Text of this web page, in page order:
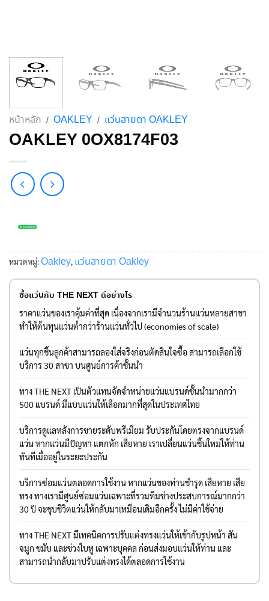
หน้าหลัก / OAKLEY / แว่นสายตา OAKLEY
OAKLEY 0OX8174F03
หมวดหมู่:Oakley, แว่นสายตา Oakley
ซื้อแว่นกับ THE NEXT ดีอย่างไร
ราคาแว่นของเราคุ้มค่าที่สุด เนื่องจากเรามีจำนวนร้านแว่นหลายสาขา
ทำให้ต้นทุนแว่นต่ำกว่าร้านแว่นทั่วไป (economies of scale)
แว่นทุกชิ้นลูกค้าสามารถลองใส่จริงก่อนตัดสินใจซื้อ สามารถเลือกใช้
บริการ 30 สาขา บนศูนย์การค้าชั้นนำ
ทาง THE NEXT เป็นตัวแทนจัดจำหน่ายแว่นแบรนด์ชั้นนำมากกว่า
500 แบรนด์ มีแบบแว่นให้เลือกมากที่สุดในประเทศไทย
บริการดูแลหลังการขายระดับพรีเมียม รับประกันโดยตรงจากแบรนด์
แว่น หากแว่นมีปัญหา แตกหัก เสียหาย เราเปลี่ยนแว่นชิ้นใหม่ให้ท่าน
ทันทีเมื่ออยู่ในระยะประกัน
บริการซ่อมแว่นตลอดการใช้งาน หากแว่นของท่านชำรุด เสียหาย เสีย
ทรง ทางเรามีศูนย์ซ่อมแว่นเฉพาะที่รวมทีมช่างประสบการณ์มากกว่า
30 ปี จะชุบชีวิตแว่นให้กลับมาเหมือนเดิมอีกครั้ง ไม่มีค่าใช้จ่าย
ทาง THE NEXT มีเทคนิคการปรับแต่งทรงแว่นให้เข้ากับรูปหน้า สัน
จมูก ขมับ และช่วงใบหู เฉพาะบุคคล ก่อนส่งมอบแว่นให้ท่าน และ
สามารถนำกลับมาปรับแต่งทรงได้ตลอดการใช้งาน